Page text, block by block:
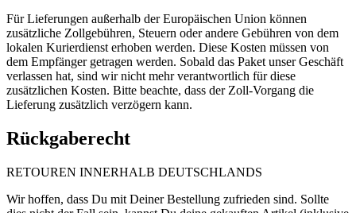
Für Lieferungen außerhalb der Europäischen Union können
zusätzliche Zollgebühren, Steuern oder andere Gebühren von dem
lokalen Kurierdienst erhoben werden. Diese Kosten müssen von
dem Empfänger getragen werden. Sobald das Paket unser Geschäft
verlassen hat, sind wir nicht mehr verantwortlich für diese
zusätzlichen Kosten. Bitte beachte, dass der Zoll-Vorgang die
Lieferung zusätzlich verzögern kann.
Rückgaberecht
RETOUREN INNERHALB DEUTSCHLANDS
Wir hoffen, dass Du mit Deiner Bestellung zufrieden sind. Sollte